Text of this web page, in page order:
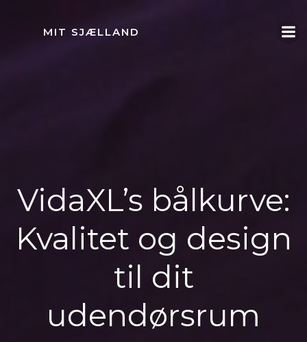
MIT SJÆLLAND
VidaXL’s bålkurve:
Kvalitet og design
til dit
udendørsrum